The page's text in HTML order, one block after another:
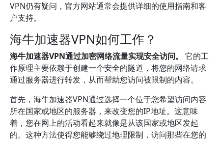
VPN仍有疑问，官方网站通常会提供详细的使用指南和客
户支持。
海牛加速器VPN如何工作？
海牛加速器VPN通过加密网络流量实现安全访问。
它的工
作原理主要依赖于创建一个安全的隧道，将您的网络请求
通过服务器进行转发，从而帮助您访问被限制的内容。
首先，海牛加速器VPN通过选择一个位于您希望访问内容
所在国家或地区的服务器，来改变您的IP地址。这意味
着，您在网上的活动看起来就像是从该国家或地区发起
的。这种方法使得您能够绕过地理限制，访问那些在您的